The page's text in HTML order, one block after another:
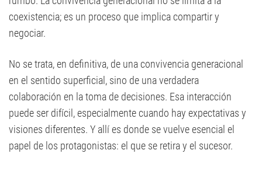
coexistencia; es un proceso que implica compartir y
negociar.
No se trata, en definitiva, de una convivencia generacional
en el sentido superficial, sino de una verdadera
colaboración en la toma de decisiones. Esa interacción
puede ser difícil, especialmente cuando hay expectativas y
visiones diferentes. Y allí es donde se vuelve esencial el
papel de los protagonistas: el que se retira y el sucesor.